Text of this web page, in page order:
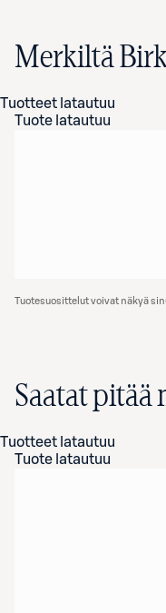
Merkiltä
Tuotteet latautuu
Tuote latautuu
Tuotesuosittelut voivat näkyä
Saatat pitää
Tuotteet latautuu
Tuote latautuu